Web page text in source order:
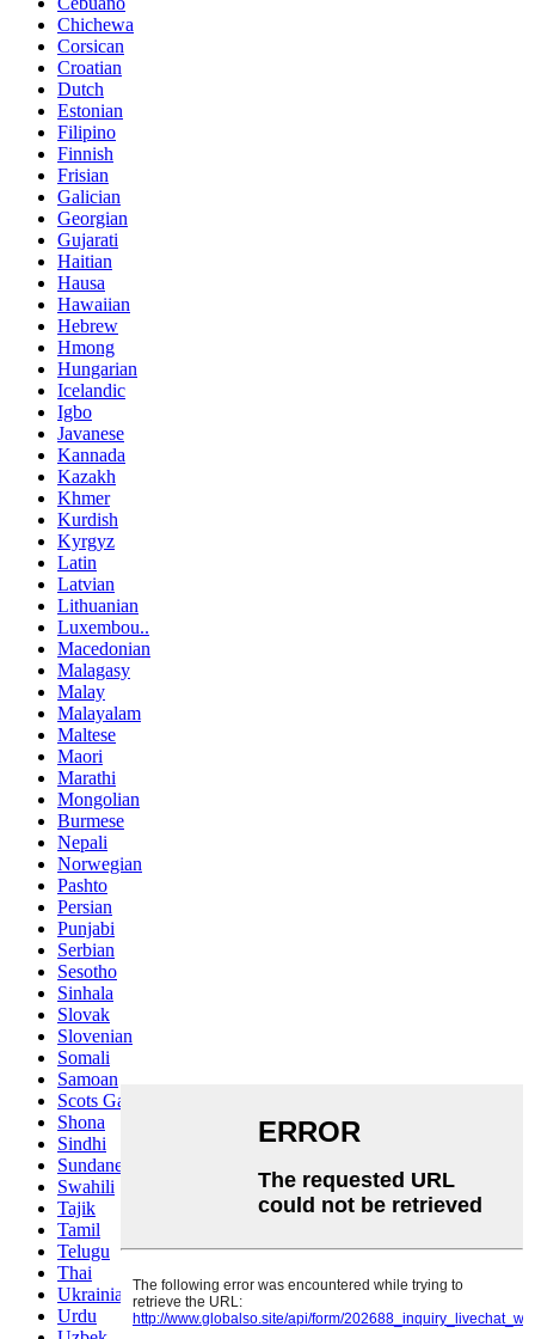
Chichewa
Corsican
Croatian
Dutch
Estonian
Filipino
Finnish
Frisian
Galician
Georgian
Gujarati
Haitian
Hausa
Hawaiian
Hebrew
Hmong
Hungarian
Icelandic
Igbo
Javanese
Kannada
Kazakh
Khmer
Kurdish
Kyrgyz
Latin
Latvian
Lithuanian
Luxembou..
Macedonian
Malagasy
Malay
Malayalam
Maltese
Maori
Marathi
Mongolian
Burmese
Nepali
Norwegian
Pashto
Persian
Punjabi
Serbian
Sesotho
Sinhala
Slovak
Slovenian
Somali
Samoan
Scots Gaelic
Shona
Sindhi
Sundanese
Swahili
Tajik
Tamil
Telugu
Thai
Ukrainian
Urdu